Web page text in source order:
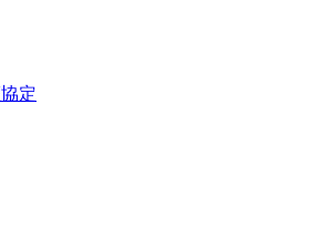
定